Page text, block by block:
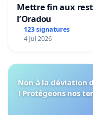
Mettre fin aux
l’Oradou
123 signatures
4 Jul 2026
Non à la déviation
! Protégeons nos